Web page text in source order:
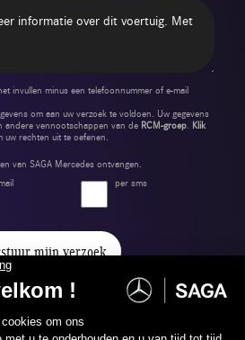
invullen minus een telefoonnummer of e-mail
om aan uw verzoek te voldoen. Uw gegevens
andere vennootschappen van de RCM-groep. Klik
rechten uit te oefenen.
van SAGA Mercedes ontvangen.
per sms
mijn verzoek